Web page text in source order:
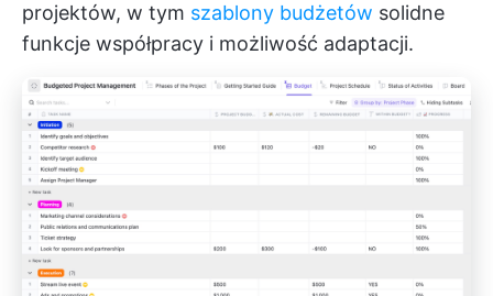
projektów, w tym szablony budżetów solidne
funkcje współpracy i możliwość adaptacji.